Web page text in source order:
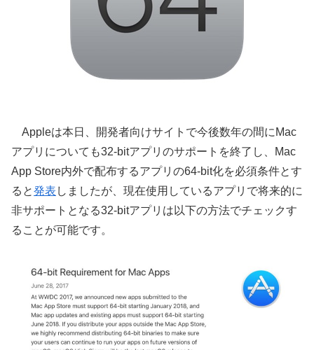
Appleは本日、開発者向けサイトで今後数年の間にMac
アプリについても32-bitアプリのサポートを終了し、Mac
App Store内外で配布するアプリの64-bit化を必須条件とす
ると発表 しましたが、現在使用しているアプリで将来的に
非サポートとなる32-bitアプリは以下の方法でチェックす
ることが可能です。